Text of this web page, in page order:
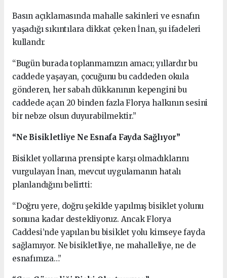
Basın açıklamasında mahalle sakinleri ve esnafın
yaşadığı sıkıntılara dikkat çeken İnan, şu ifadeleri
kullandı:
“Bugün burada toplanmamızın amacı; yıllardır bu
caddede yaşayan, çocuğunu bu caddeden okula
gönderen, her sabah dükkanının kepengini bu
caddede açan 20 binden fazla Florya halkının sesini
bir nebze olsun duyurabilmektir.”
“Ne Bisikletliye Ne Esnafa Fayda Sağlıyor”
Bisiklet yollarına prensipte karşı olmadıklarını
vurgulayan İnan, mevcut uygulamanın hatalı
planlandığını belirtti:
“Doğru yere, doğru şekilde yapılmış bisiklet yolunu
sonuna kadar destekliyoruz. Ancak Florya
Caddesi’nde yapılan bu bisiklet yolu kimseye fayda
sağlamıyor. Ne bisikletliye, ne mahalleliye, ne de
esnafımıza…”